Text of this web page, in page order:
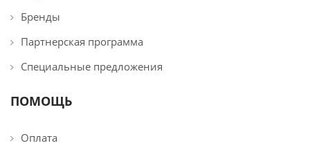
Бренды
Партнерская программа
Специальные предложения
ПОМОЩЬ
Оплата